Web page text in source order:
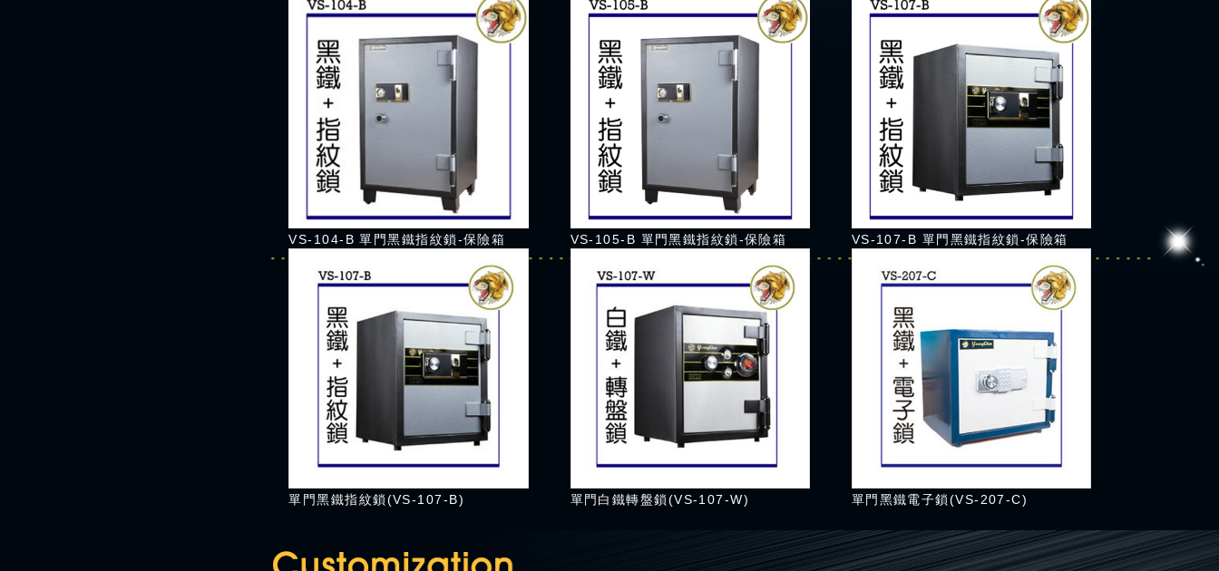
VS-104-B 單門黑鐵指紋鎖-保險箱 VS-105-B 單門黑鐵指紋鎖-保險箱 VS-107-B 單門黑鐵指紋鎖-保險箱
單門黑鐵指紋鎖(VS-107-B) 單門白鐵轉盤鎖(VS-107-W) 單門黑鐵電子鎖(VS-207-C)